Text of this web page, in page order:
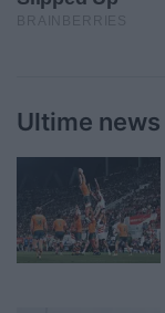
Ultime news